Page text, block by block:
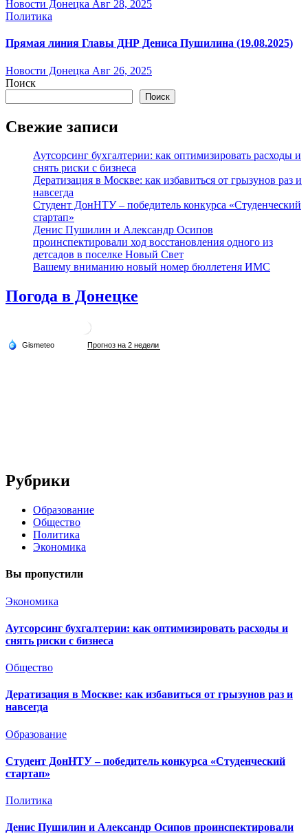
Новости Донецка Авг 28, 2025
Политика
Прямая линия Главы ДНР Дениса Пушилина (19.08.2025)
Новости Донецка Авг 26, 2025
Поиск
Поиск
Свежие записи
Аутсорсинг бухгалтерии: как оптимизировать расходы и
снять риски с бизнеса
Дератизация в Москве: как избавиться от грызунов раз и
навсегда
Студент ДонНТУ – победитель конкурса «Студенческий
стартап»
Денис Пушилин и Александр Осипов
проинспектировали ход восстановления одного из
детсадов в поселке Новый Свет
Вашему вниманию новый номер бюллетеня ИМС
Погода в Донецке
Рубрики
Образование
Общество
Политика
Экономика
Вы пропустили
Экономика
Аутсорсинг бухгалтерии: как оптимизировать расходы и
снять риски с бизнеса
Общество
Дератизация в Москве: как избавиться от грызунов раз и
навсегда
Образование
Студент ДонНТУ – победитель конкурса «Студенческий
стартап»
Политика
Денис Пушилин и Александр Осипов проинспектировали